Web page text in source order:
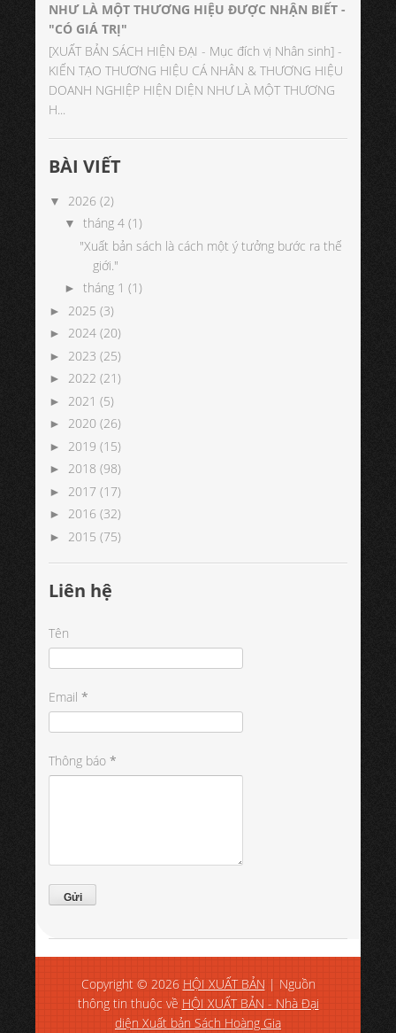
NHƯ LÀ MỘT THƯƠNG HIỆU ĐƯỢC NHẬN BIẾT -
"CÓ GIÁ TRỊ"
[XUẤT BẢN SÁCH HIỆN ĐẠI - Mục đích vị Nhân sinh] -
KIẾN TẠO THƯƠNG HIỆU CÁ NHÂN & THƯƠNG HIỆU
DOANH NGHIỆP HIỆN DIỆN NHƯ LÀ MỘT THƯƠNG
H...
BÀI VIẾT
▼ 2026 (2)
▼ tháng 4 (1)
"Xuất bản sách là cách một ý tưởng bước ra thế
giới."
► tháng 1 (1)
► 2025 (3)
► 2024 (20)
► 2023 (25)
► 2022 (21)
► 2021 (5)
► 2020 (26)
► 2019 (15)
► 2018 (98)
► 2017 (17)
► 2016 (32)
► 2015 (75)
Liên hệ
Tên
Email *
Thông báo *
Copyright © 2026 HỘI XUẤT BẢN | Nguồn
thông tin thuộc về HỘI XUẤT BẢN - Nhà Đại
diện Xuất bản Sách Hoàng Gia